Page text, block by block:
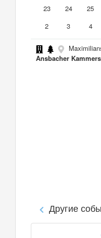
23
24 25
2
3 4
Ansbacher
Другие